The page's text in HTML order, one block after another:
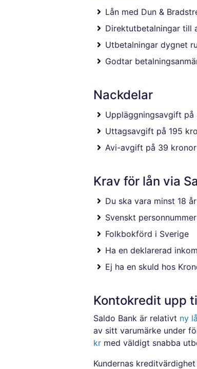
Lån med Dun &
Direktutbetalningar till
Utbetalningar dygnet
Godtar
Nackdelar
Uppläggningsavgift på
Uttagsavgift på 195
Avi-avgift på 39
Krav för lån via
Du ska vara minst 18
Svenskt personnummer
Folkbokförd i Sverige
Ha en deklarerad
Ej ha en skuld hos
Kontokredit upp
Saldo Bank är relativt ny
av sitt varumärke under
kr med väldigt snabba
Kundernas